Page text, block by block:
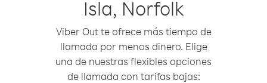
Isla, Norfolk
Viber Out te ofrece más tiempo de
llamada por menos dinero. Elige
una de nuestras flexibles opciones
de llamada con tarifas bajas: